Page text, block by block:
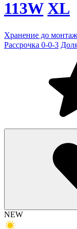
113W XL
Хранение до
Рассрочка 0-0-3
NEW